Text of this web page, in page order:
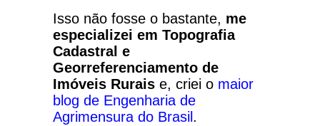
Isso não fosse o bastante, me
especializei em Topografia
Cadastral e
Georreferenciamento de
Imóveis Rurais e, criei o maior
blog de Engenharia de
Agrimensura do Brasil .